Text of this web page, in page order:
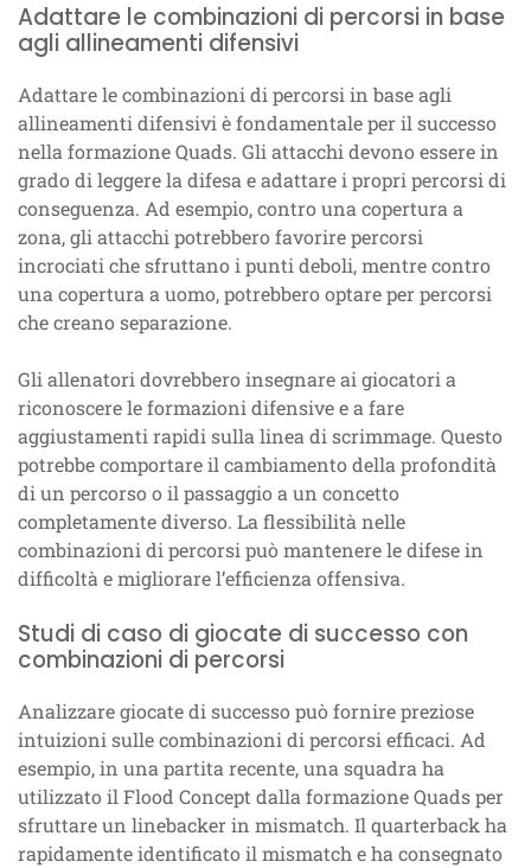
Adattare le combinazioni di percorsi in base
agli allineamenti difensivi
Adattare le combinazioni di percorsi in base agli
allineamenti difensivi è fondamentale per il successo
nella formazione Quads. Gli attacchi devono essere in
grado di leggere la difesa e adattare i propri percorsi di
conseguenza. Ad esempio, contro una copertura a
zona, gli attacchi potrebbero favorire percorsi
incrociati che sfruttano i punti deboli, mentre contro
una copertura a uomo, potrebbero optare per percorsi
che creano separazione.
Gli allenatori dovrebbero insegnare ai giocatori a
riconoscere le formazioni difensive e a fare
aggiustamenti rapidi sulla linea di scrimmage. Questo
potrebbe comportare il cambiamento della profondità
di un percorso o il passaggio a un concetto
completamente diverso. La flessibilità nelle
combinazioni di percorsi può mantenere le difese in
difficoltà e migliorare l’efficienza offensiva.
Studi di caso di giocate di successo con
combinazioni di percorsi
Analizzare giocate di successo può fornire preziose
intuizioni sulle combinazioni di percorsi efficaci. Ad
esempio, in una partita recente, una squadra ha
utilizzato il Flood Concept dalla formazione Quads per
sfruttare un linebacker in mismatch. Il quarterback ha
rapidamente identificato il mismatch e ha consegnato